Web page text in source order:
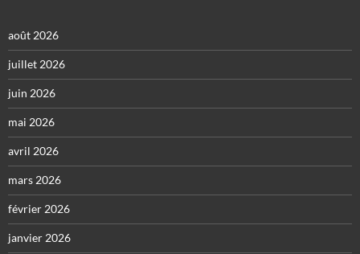
août 2026
juillet 2026
juin 2026
mai 2026
avril 2026
mars 2026
février 2026
janvier 2026